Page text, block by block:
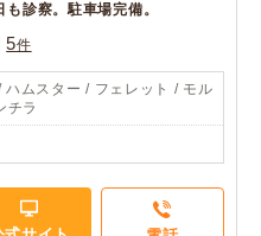
診察。駐車場完備。
5件
ハムスター / フェレット / モル
チラ